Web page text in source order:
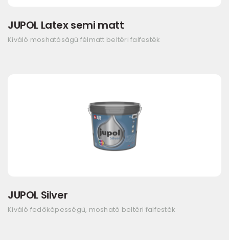
JUPOL Latex semi matt
Kiváló moshatóságú félmatt beltéri falfesték
JUPOL Silver
Kiváló fedőképességű, mosható beltéri falfesték